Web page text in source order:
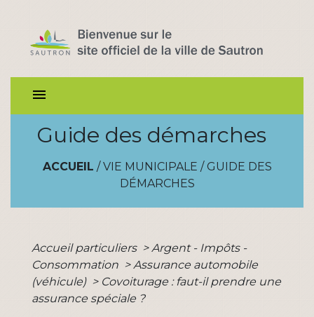
menu
Guide des démarches
ACCUEIL / VIE MUNICIPALE / GUIDE DES
DÉMARCHES
Accueil particuliers > Argent - Impôts -
Consommation > Assurance automobile
(véhicule) > Covoiturage : faut-il prendre une
assurance spéciale ?